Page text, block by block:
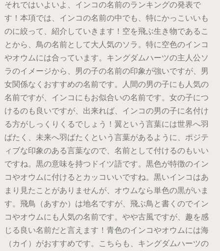
それではいよいよ、インコの名前のランキングの発表で
す！本項では、インコの名前の中でも、特にかっこいいも
のに絞って、紹介していきます！空を飛ぶ生き物であるこ
とから、鳥の名前として大人気のソラ。特に空色のインコ
やオウムには合っています。キングダムハーツの主人公ソ
ラのイメージから、男の子の名前の印象が強いですが、男
女関係なくおすすめの名前です。人間の男の子にも人気の
名前ですが、インコにもお似合いの名前です。女の子につ
けるのも良いですが、出来れば、インコの男の子に名付け
る方がしっくりくるでしょう！翼という言葉には世界へ羽
ばたく、未来へ羽ばたくという言葉があるように、ポジテ
ィブな印象のある言葉なので、名前として付けるのもいい
ですね。黒の意味を持つドイツ語です。黒色が特徴のイン
コやオウムに付けるとカッコいいですね。黒いインコはあ
まり見たことがありませんが、オウムなら単色の黒がいま
す。飛鳥（あすか）は地名ですが、飛ぶ鳥と書くのでイン
コやオウムにも人気の名前です。やや古風ですが、趣を感
じる良い名前だと言えます！青色のインコやオウムには海
（カイ）がおすすめです。こちらも、キングダムハーツの